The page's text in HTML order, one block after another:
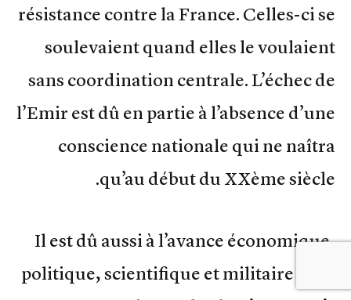
résistance contre la France. Celles-ci se
soulevaient quand elles le voulaient
sans coordination centrale. L’échec de
l’Emir est dû en partie à l’absence d’une
conscience nationale qui ne naîtra
qu’au début du XXème siècle.
Il est dû aussi à l’avance économique,
politique, scientifique et militaire de la